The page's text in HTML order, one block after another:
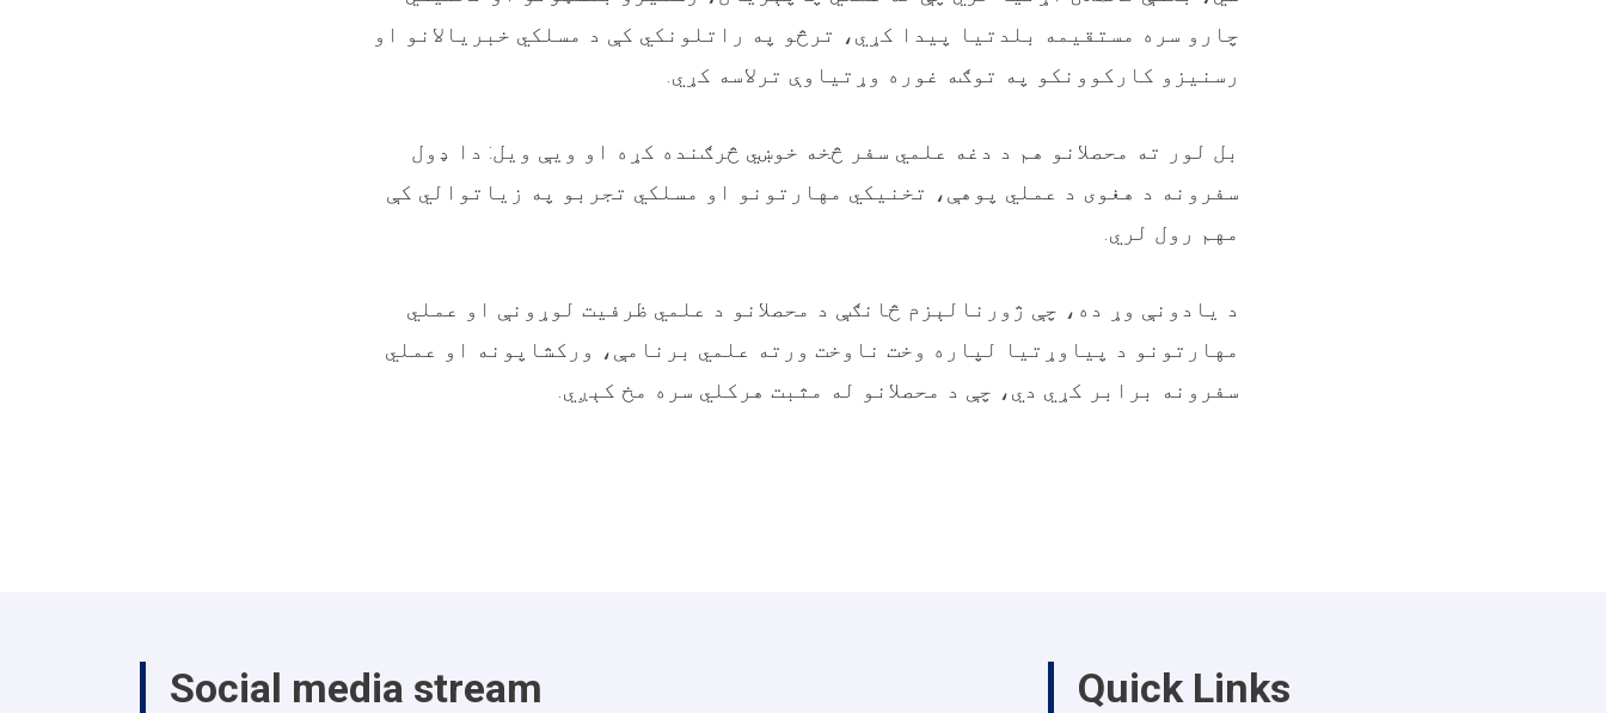
چارو سره مستقیمه بلدتیا پیدا کړي، ترڅو په راتلونکي کې د مسلکي خبریالانو او
رسنیزو کارکوونکو په توګه غوره وړتیاوې ترلاسه کړي.
بل لور ته محصلانو هم د دغه علمي سفر څخه خوښي څرګنده کړه او ویې ویل: دا ډول
سفرونه د هغوی د عملي پوهې، تخنیکي مهارتونو او مسلکي تجربو په زیاتوالي کې
مهم رول لري.
د یادونې وړ ده، چې ژورنالېزم څانګې د محصلانو د علمي ظرفیت لوړونې او عملي
مهارتونو د پیاوړتیا لپاره وخت ناوخت ورته علمي برنامې، ورکشاپونه او عملي
سفرونه برابر کړي دي، چې د محصلانو له مثبت هرکلي سره مخ کېږي.
Social media stream Quick Links